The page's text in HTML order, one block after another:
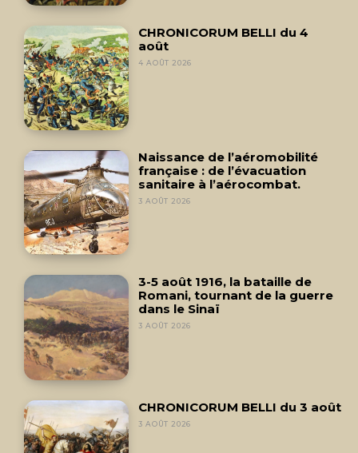
CHRONICORUM BELLI du 4
août
4 AOÛT 2026
Naissance de l’aéromobilité
française : de l’évacuation
sanitaire à l’aérocombat.
3 AOÛT 2026
3-5 août 1916, la bataille de
Romani, tournant de la guerre
dans le Sinaï
3 AOÛT 2026
CHRONICORUM BELLI du 3 août
3 AOÛT 2026